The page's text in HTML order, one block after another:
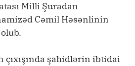
Milli Şuradan
Cəmil Həsənlinin
çıxışında şahidlərin ibtidai